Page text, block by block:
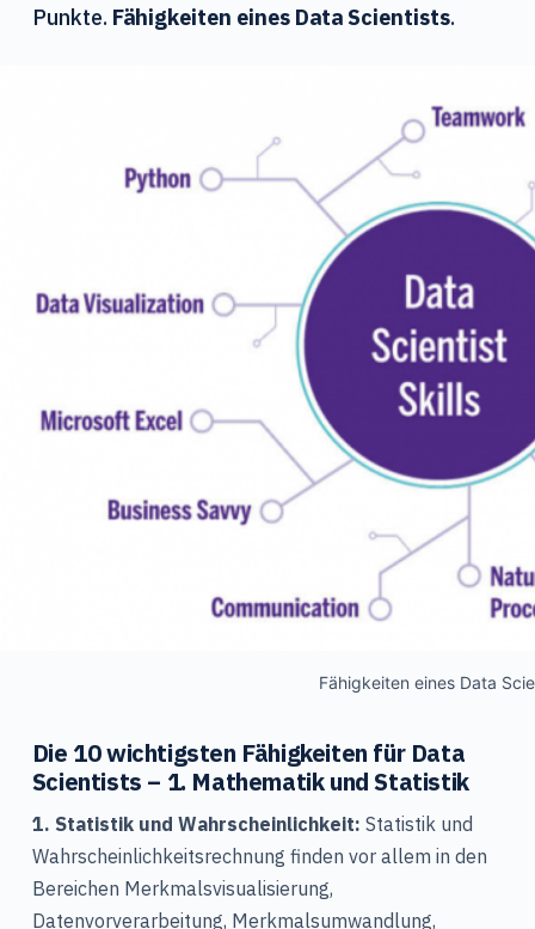
Punkte. Fähigkeiten eines Data Scientists.
Fähigkeiten eines Data
Die 10 wichtigsten Fähigkeiten für Data
Scientists – 1. Mathematik und Statistik
1. Statistik und Wahrscheinlichkeit: Statistik und
Wahrscheinlichkeitsrechnung finden vor allem in den
Bereichen Merkmalsvisualisierung,
Datenvorverarbeitung, Merkmalsumwandlung,